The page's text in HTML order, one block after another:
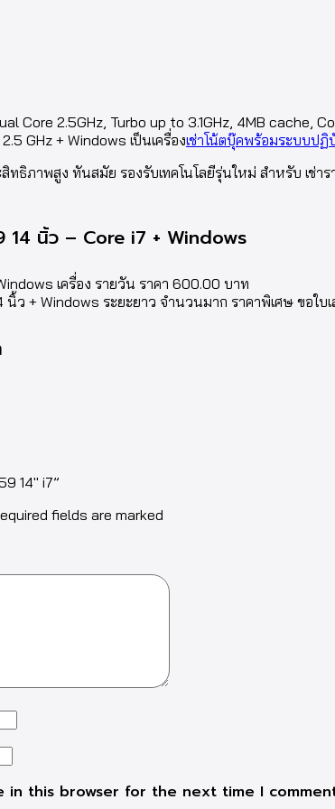
Core 2.5GHz, Turbo up to 3.1GHz, 4MB cache,
GHz + Windows เป็นเครื่องเช่าโน้ตบุ๊คพร้อมระบบป
ธิภาพสูง ทันสมัย รองรับเทคโนโลยีรุ่นใหม่ สำหรับ เช่าร
14 นิ้ว – Core i7 + Windows
เครื่อง รายวัน ราคา 600.00 บาท
นิ้ว + Windows ระยะยาว จำนวนมาก ราคาพิเศษ ขอใบ
14″ i7”
fields are marked
in this browser for the next time I